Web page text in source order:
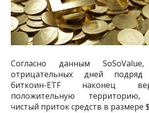
Согласно данным
отрицательных дней подряд
биткоин-ETF наконец
положительную территорию,
чистый приток средств в размере